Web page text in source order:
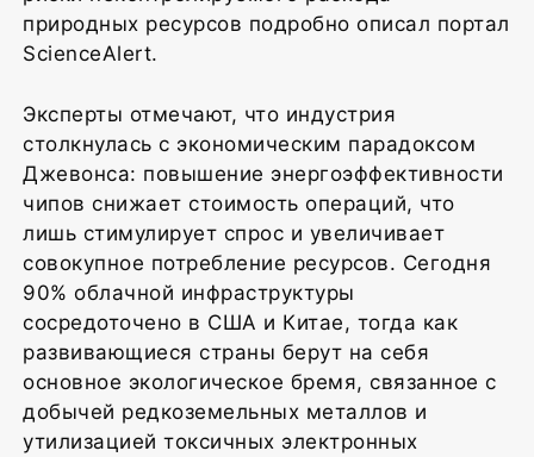
природных ресурсов подробно описал портал
ScienceAlert.
Эксперты отмечают, что индустрия
столкнулась с экономическим парадоксом
Джевонса: повышение энергоэффективности
чипов снижает стоимость операций, что
лишь стимулирует спрос и увеличивает
совокупное потребление ресурсов. Сегодня
90% облачной инфраструктуры
сосредоточено в США и Китае, тогда как
развивающиеся страны берут на себя
основное экологическое бремя, связанное с
добычей редкоземельных металлов и
утилизацией токсичных электронных